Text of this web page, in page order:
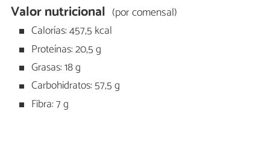
Valor nutricional (por comensal)
Calorías: 457,5 kcal
Proteínas: 20,5 g
Grasas: 18 g
Carbohidratos: 57,5 g
Fibra: 7 g